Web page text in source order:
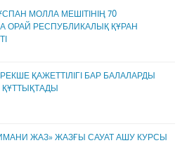
МОЛЛА МЕШІТІНІҢ 70
РЕСПУБЛИКАЛЫҚ ҚҰРАН
ҚАЖЕТТІЛІГІ БАР БАЛАЛАРДЫ
ЖАЗ» ЖАЗҒЫ САУАТ АШУ КУРСЫ